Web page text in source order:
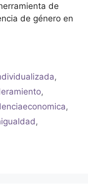
de
de género en
,
,
,
,